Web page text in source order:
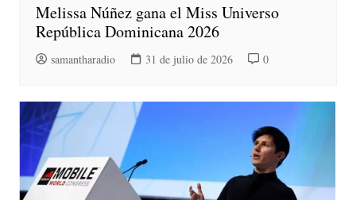
Melissa Núñez gana el Miss Universo
República Dominicana 2026
samantharadio 31 de julio de 2026 0